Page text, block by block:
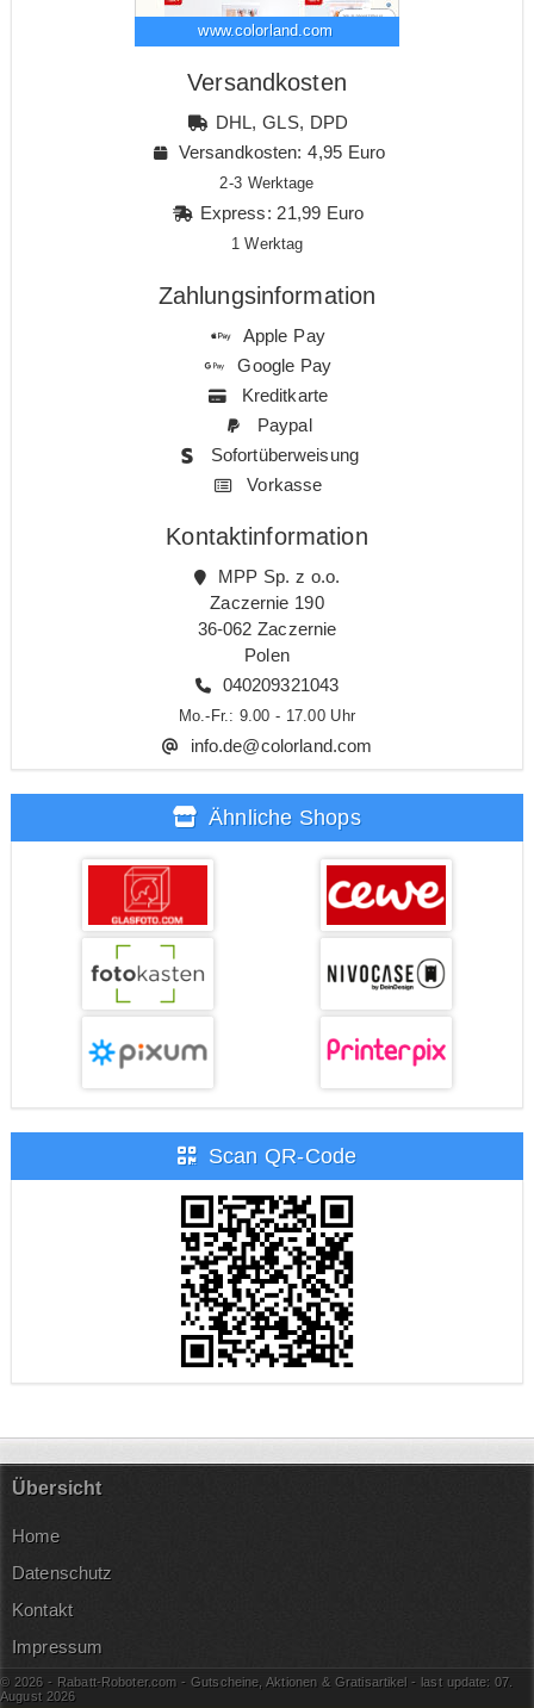
www.colorland.com
Versandkosten
DHL, GLS, DPD
Versandkosten: 4,95 Euro
2-3 Werktage
Express: 21,99 Euro
1 Werktag
Zahlungsinformation
Apple Pay
Google Pay
Kreditkarte
Paypal
Sofortüberweisung
Vorkasse
Kontaktinformation
MPP Sp. z o.o.
Zaczernie 190
36-062 Zaczernie
Polen
040209321043
Mo.-Fr.: 9.00 - 17.00 Uhr
info.de@colorland.com
Ähnliche Shops
Scan QR-Code
Übersicht
Home
Datenschutz
Kontakt
Impressum
© 2026 - Rabatt-Roboter.com - Gutscheine, Aktionen & Gratisartikel - last update: 07.
August2026